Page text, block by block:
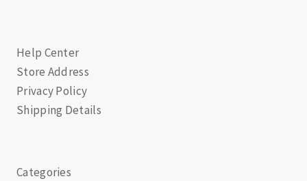
Help Center
Store Address
Privacy Policy
Shipping Details
Categories